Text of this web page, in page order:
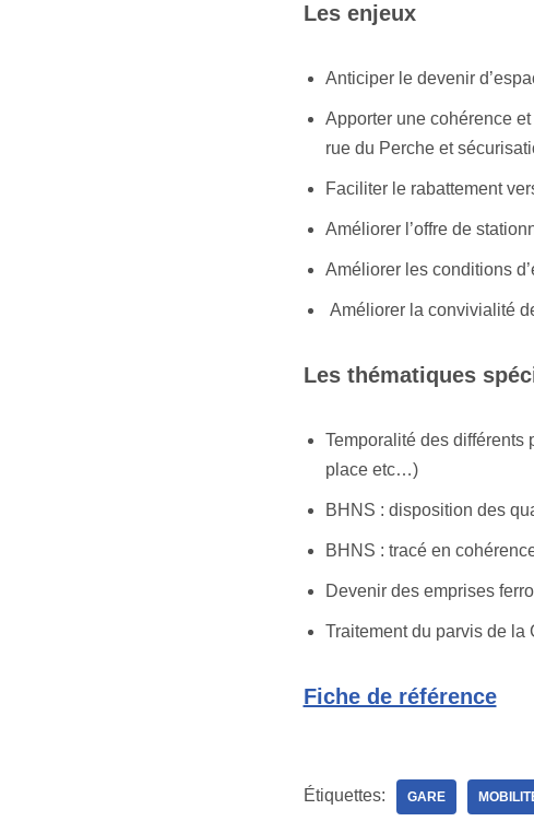
Les enjeux
Anticiper le devenir
Apporter une cohérence
rue du Perche et
Faciliter le rabattement
Améliorer l’offre de
Améliorer les conditions
Améliorer la convivialité
Les thématiques
Temporalité des différents
place etc…)
BHNS : disposition des
BHNS : tracé en
Devenir des emprises
Traitement du parvis de la
Fiche de référence
Étiquettes: GARE